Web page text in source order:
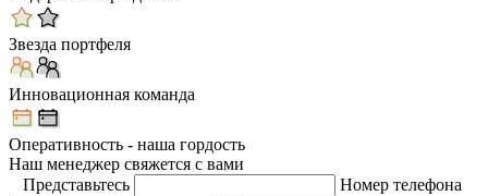
Звезда портфеля
Инновационная команда
Оперативность - наша гордость
Наш менеджер свяжется с вами
Представьтесь
Номер телефона